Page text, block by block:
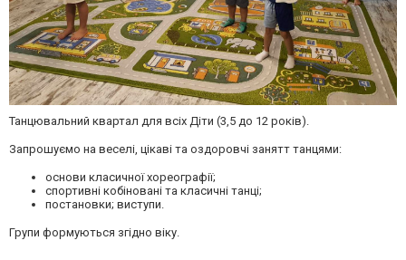
Танцювальний квартал для всіх Діти (3,5 до 12 років).
Запрошуємо на веселі, цікаві та оздоровчі занятт танцями:
основи класичної хореографії;
спортивні кобіновані та класичні танці;
постановки; виступи.
Групи формуються згідно віку.